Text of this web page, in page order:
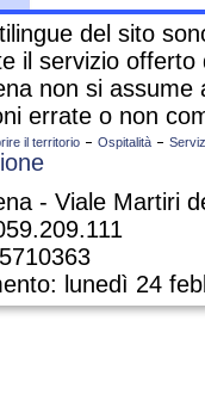
del sito
il servizio
non si assume
errate o non
il territorio Ospitalità
- Viale Martiri
lunedì 24